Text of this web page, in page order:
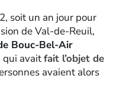
soit un an jour pour
de Val-de-Reuil,
Bouc-Bel-Air
qui avaitfait l’objet de
avaient alors